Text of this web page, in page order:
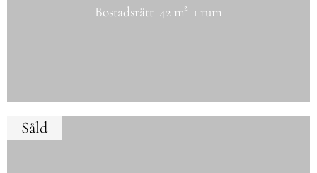
Bostadsrätt 42 m² 1 rum
Såld